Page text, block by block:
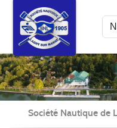
Société Nautique de
Panneau de gestion des